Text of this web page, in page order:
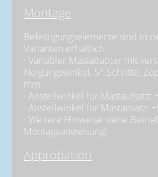
Montage
Befestigungselemente sind in
Varianten erhältlich:
· Variabler Mastadapter mit
Neigungswinkel, 5°-Schritte,
mm
· Anstellwinkel für Mastaufsatz:
· Anstellwinkel für Mastansatz:
· Weitere Hinweise siehe
Montageanweisung!
Approbation